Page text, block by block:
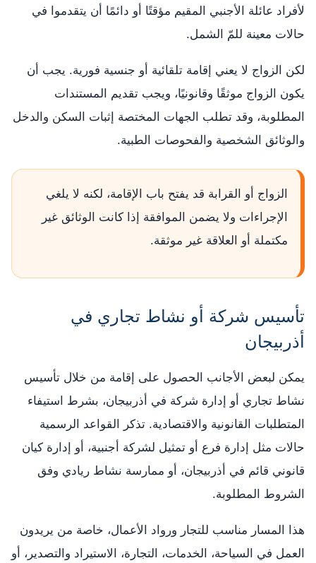
لأفراد عائلة الأجنبي المقيم مؤقتًا أو دائمًا أن يتقدموا في
حالات معينة للمّ الشمل.
لكن الزواج لا يعني إقامة تلقائية أو جنسية فورية. يجب أن
يكون الزواج موثقًا وقانونيًا، ويجب تقديم المستندات
المطلوبة، وقد تطلب الجهات المختصة إثبات السكن والدخل
والوثائق الشخصية والفحوصات الطبية.
الزواج أو القرابة قد يفتح باب الإقامة، لكنه لا يلغي
الإجراءات ولا يضمن الموافقة إذا كانت الوثائق غير
مكتملة أو العلاقة غير موثقة.
تأسيس شركة أو نشاط تجاري في
أذربيجان
يمكن لبعض الأجانب الحصول على إقامة من خلال تأسيس
نشاط تجاري أو إدارة شركة في أذربيجان، بشرط استيفاء
المتطلبات القانونية والاقتصادية. تذكر القواعد الرسمية
حالات مثل إدارة فرع أو تمثيل لشركة أجنبية، أو إدارة كيان
قانوني قائم في أذربيجان، أو ممارسة نشاط ريادي وفق
الشروط المطلوبة.
هذا المسار مناسب للتجار ورواد الأعمال، خاصة من يريدون
العمل في السياحة، الخدمات، التجارة، الاستيراد والتصدير، أو